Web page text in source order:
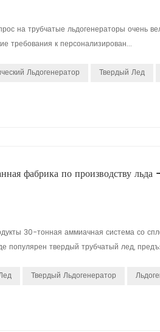
на трубчатые льдогенераторы очень
требования к персонализирован...
Льдогенератор Твердый Лед
фабрика по производству
30-тонная аммиачная система со
популярен твердый трубчатый лед,
Твердый Льдогенератор